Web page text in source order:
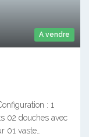
A vendre
: 1
02 douches avec
01 vaste…